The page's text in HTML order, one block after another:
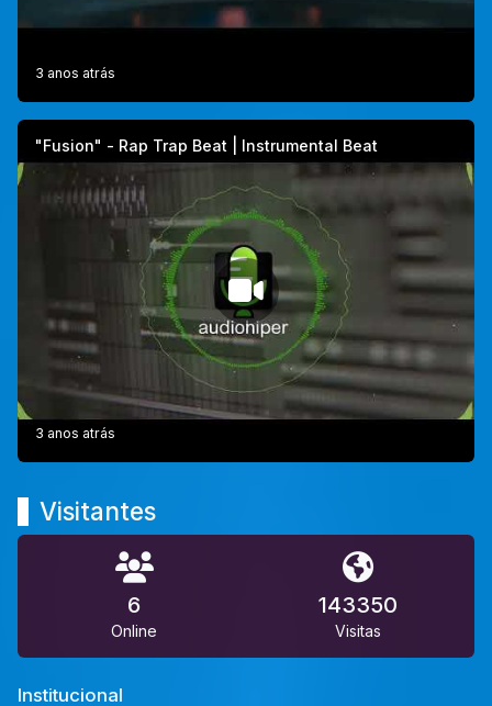
3 anos atrás
"Fusion" - Rap Trap Beat | Instrumental Beat
3 anos atrás
Visitantes
6
Online
143350
Visitas
Institucional